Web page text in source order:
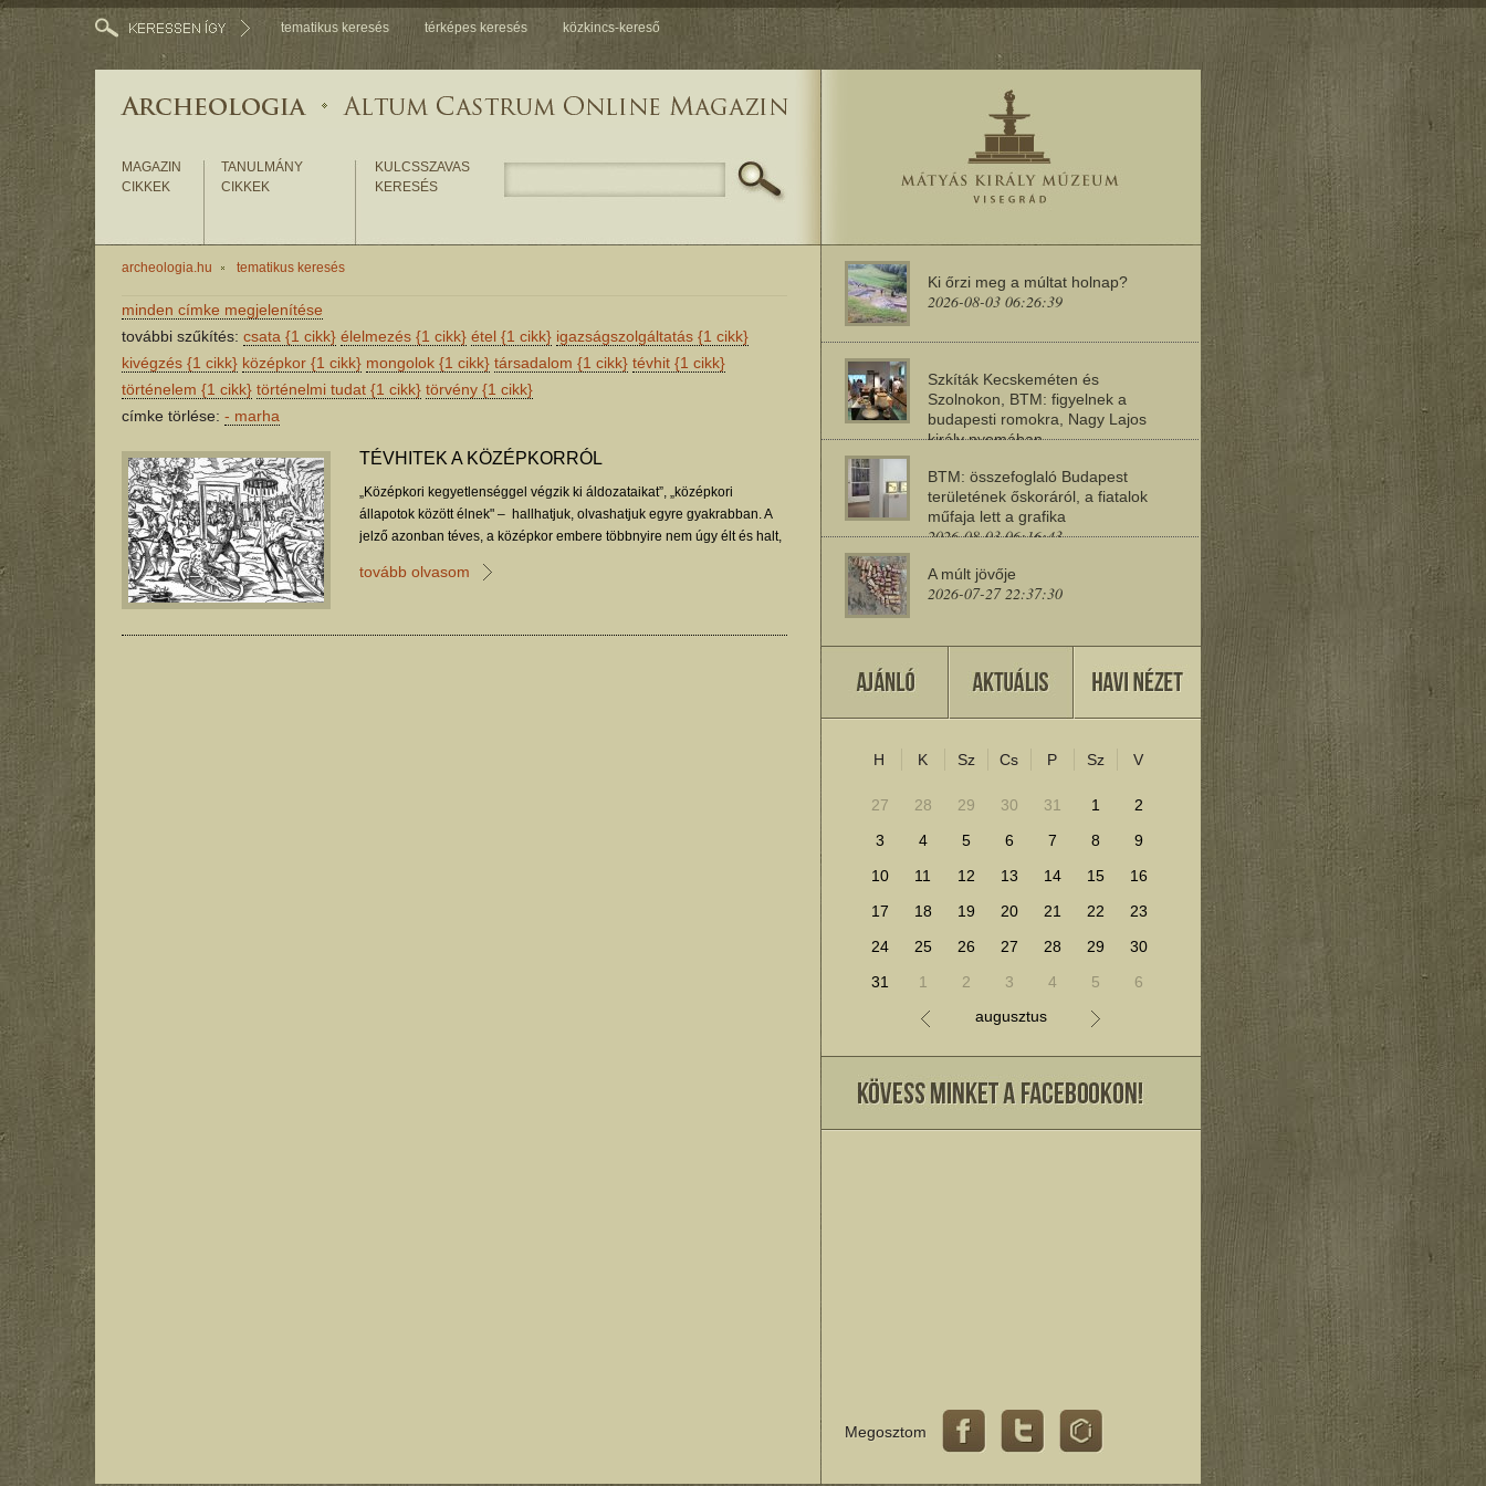
tematikus keresés térképes keresés közkincs-kereső
MAGAZIN
CIKKEK
TANULMÁNY
CIKKEK
KULCSSZAVAS
KERESÉS
archeologia.hu tematikus keresés
minden címke megjelenítése
további szűkítés: csata {1 cikk} élelmezés {1 cikk} étel {1 cikk} igazságszolgáltatás {1 cikk}
kivégzés {1 cikk} középkor {1 cikk} mongolok {1 cikk} társadalom {1 cikk} tévhit {1 cikk}
történelem {1 cikk} történelmi tudat {1 cikk} törvény {1 cikk}
címke törlése: - marha
TÉVHITEK A KÖZÉPKORRÓL
„Középkori kegyetlenséggel végzik ki áldozataikat”, „középkori
állapotok között élnek" – hallhatjuk, olvashatjuk egyre gyakrabban. A
jelző azonban téves, a középkor embere többnyire nem úgy élt és halt,
tovább olvasom
Ki őrzi meg a múltat holnap?
2026-08-03 06:26:39
Szkíták Kecskeméten és
Szolnokon, BTM: figyelnek a
budapesti romokra, Nagy Lajos
király nyomában
BTM: összefoglaló Budapest
területének őskoráról, a fiatalok
műfaja lett a grafika
2026-08-03 06:16:43
A múlt jövője
2026-07-27 22:37:30
Miért szeresd a műemlékeket?
2026-07-25 11:30:41
További cikkek megjelenítéséhez kattints ide!
H K Sz Cs P Sz V
27 28 29 30 31 1
2
3
4 5 6 7 8
9
10
11 12 13 14 15
16
17
18 19 20 21 22
23
24
25 26 27 28 29
30
31
1 2 3 4 5
6
augusztus
Megosztom